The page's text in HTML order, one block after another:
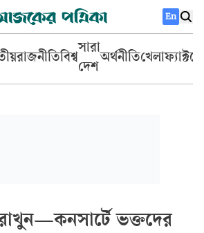
En
রাজনীতিবিশ্ব
সারা
দেশ
অর্থনীতিখেলা
ভক্তদের